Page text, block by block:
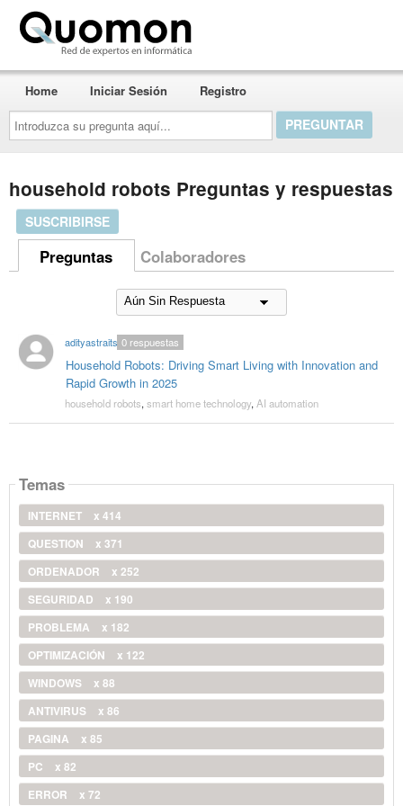
Introduzca
su
pregunta
aquí...
Home Iniciar Sesión Registro
household robots Preguntas y respuestas
SUSCRIBIRSE
Preguntas Colaboradores
adityastraits
Household Robots: Driving Smart Living with Innovation and
Rapid Growth in 2025
0respuestas
household robots, smart home technology, AI automation
Temas
INTERNET
x 414
QUESTION
x 371
ORDENADOR
x 252
SEGURIDAD
x 190
PROBLEMA
x 182
OPTIMIZACIÓN
x 122
WINDOWS
x 88
ANTIVIRUS
x 86
PAGINA
x 85
PC
x 82
ERROR
x 72